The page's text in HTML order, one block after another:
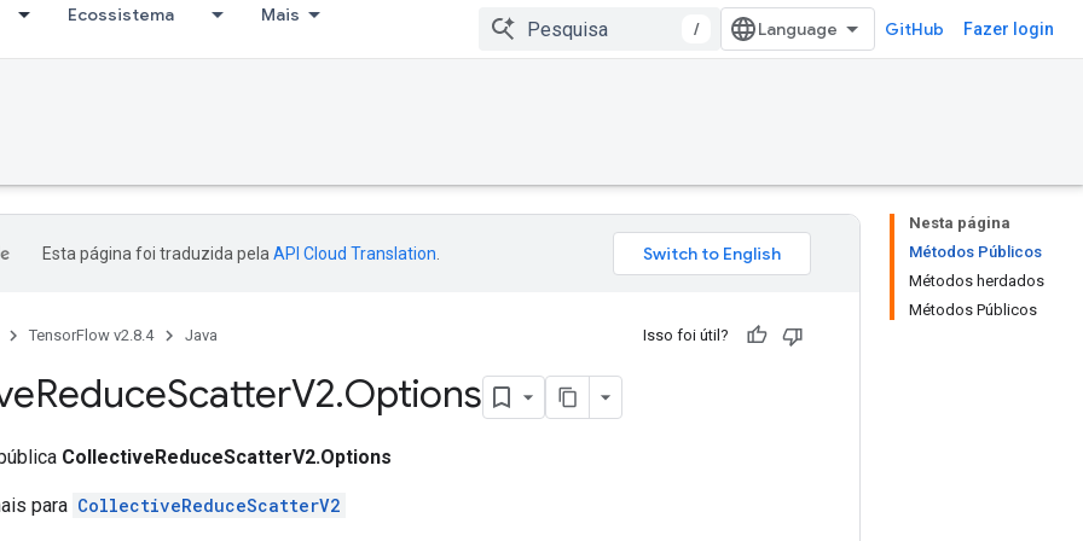
Ecossistema Mais
/ GitHub Fazer login
Nesta página
Métodos Públicos
Métodos herdados
Métodos Públicos
Esta página foi traduzida pela API Cloud Translation
TensorFlow v2.8.4 Java Isso foi útil?
ReduceScatterV2.Options
CollectiveReduceScatterV2.Options
para CollectiveReduceScatterV2